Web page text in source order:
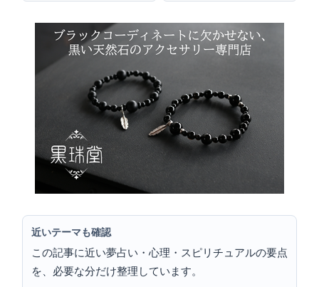
近いテーマも確認
この記事に近い夢占い・心理・スピリチュアルの要点
を、必要な分だけ整理しています。